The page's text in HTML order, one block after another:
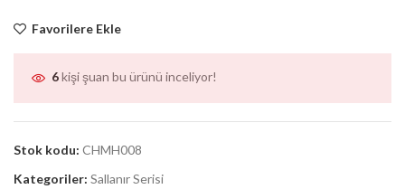
Favorilere Ekle
6kişi şuan bu ürünü inceliyor!
Stok kodu: CHMH008
Kategoriler: Sallanır Serisi